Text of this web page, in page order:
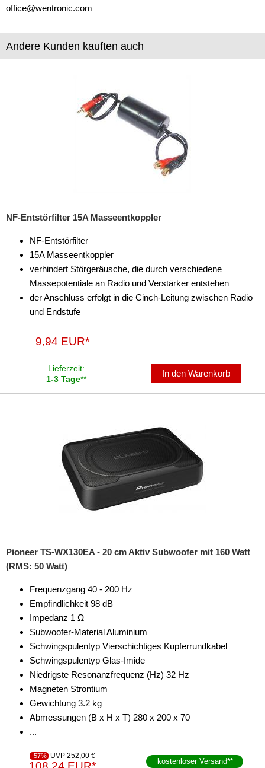
kabellos Laden
Lautsprecherringe
Radioadapter
Radioblenden
Radioeinbausets
Radiorahmen
SD-Adapter
Stromversorgung
Wechsler-Zubehör
office@wentronic.com
Andere Kunden kauften auch
NF-Entstörfilter 15A Masseentkoppler
NF-Entstörfilter
15A Masseentkoppler
verhindert Störgeräusche, die durch verschiedene
Massepotentiale an Radio und Verstärker entstehen
der Anschluss erfolgt in die Cinch-Leitung zwischen Radio
und Endstufe
9,94 EUR*
Lieferzeit:
1-3 Tage**
In den Warenkorb
Pioneer TS-WX130EA - 20 cm Aktiv Subwoofer mit 160 Watt
(RMS: 50 Watt)
Frequenzgang 40 - 200 Hz
Empfindlichkeit 98 dB
Impedanz 1 Ω
Subwoofer-Material Aluminium
Schwingspulentyp Vierschichtiges Kupferrundkabel
Schwingspulentyp Glas-Imide
Niedrigste Resonanzfrequenz (Hz) 32 Hz
Magneten Strontium
Gewichtung 3.2 kg
Abmessungen (B x H x T) 280 x 200 x 70
...
-57% UVP 252,00 €
kostenloser Versand**